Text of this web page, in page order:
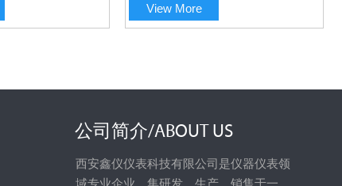
测介质中使用，传感
路在接线盒内部，
测量，从而保证了其
是高温液体介质的液
安装方便等优点。采用独特的工艺密封
结构形式，防渗漏性能好，长期浸入液
View More
公司简介/ABOUT US
西安鑫仪仪表科技有限公司是仪器仪表领